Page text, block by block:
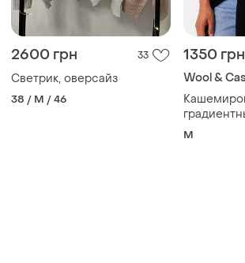
2600 грн 33
Светрик, оверсайз
38 / M / 46
1350 грн
Wool &
цвета
M